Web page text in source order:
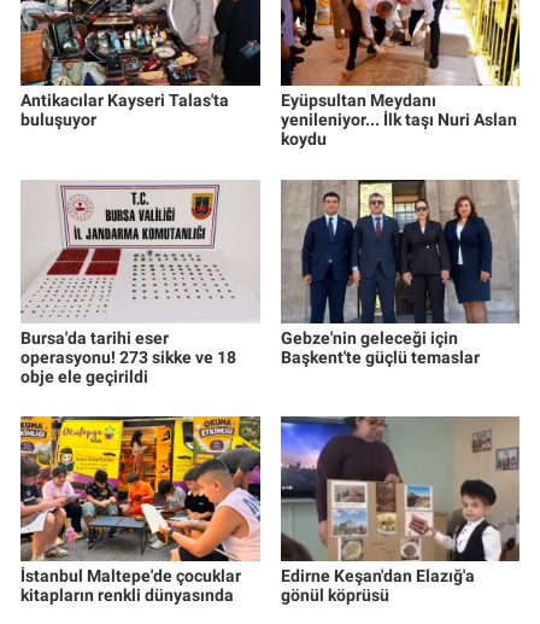
Antikacılar Kayseri Talas'ta
buluşuyor
Eyüpsultan Meydanı
yenileniyor... İlk taşı Nuri Aslan
koydu
Bursa'da tarihi eser
operasyonu! 273 sikke ve 18
obje ele geçirildi
Gebze'nin geleceği için
Başkent'te güçlü temaslar
İstanbul Maltepe'de çocuklar
kitapların renkli dünyasında
Edirne Keşan'dan Elazığ'a
gönül köprüsü